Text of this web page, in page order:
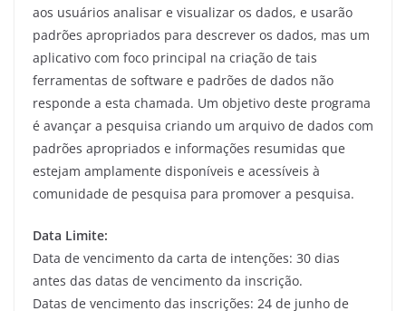
aos usuários analisar e visualizar os dados, e usarão
padrões apropriados para descrever os dados, mas um
aplicativo com foco principal na criação de tais
ferramentas de software e padrões de dados não
responde a esta chamada. Um objetivo deste programa
é avançar a pesquisa criando um arquivo de dados com
padrões apropriados e informações resumidas que
estejam amplamente disponíveis e acessíveis à
comunidade de pesquisa para promover a pesquisa.
Data Limite:
Data de vencimento da carta de intenções: 30 dias
antes das datas de vencimento da inscrição.
Datas de vencimento das inscrições: 24 de junho de